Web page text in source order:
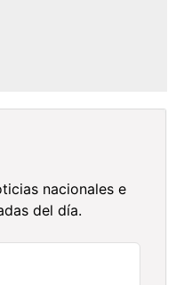
nacionales e
del día.